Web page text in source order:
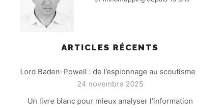
ARTICLES RÉCENTS
Lord Baden-Powell : de l’espionnage au scoutisme
24 novembre 2025
Un livre blanc pour mieux analyser l’information